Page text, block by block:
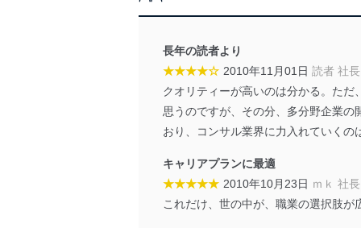
令及びその他の規範を常に
個人情報の安全管理措置
当社は、個人情報の正確性
漏えい、滅失またはき損の
個人データを取り扱
しています。
長年の読者より
★★★★☆ 2010年11月01日 読者 社長
クオリティーが高いのは分かる。た
思うのですが、その分、多分野企業
おり、コンサル業界に力入れていくの
キャリアプランに最適
★★★★★ 2010年10月23日 ｍｋ 社長
これだけ、世の中が、職業の選択肢